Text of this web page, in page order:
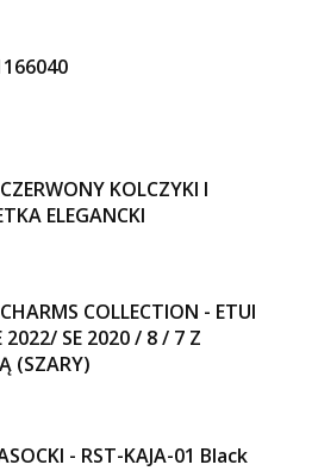
KOLCZYKI I
ELEGANCKI
COLLECTION - ETUI
2022/ SE 2020 / 8 / 7 Z
(SZARY)
- RST-KAJA-01 Black